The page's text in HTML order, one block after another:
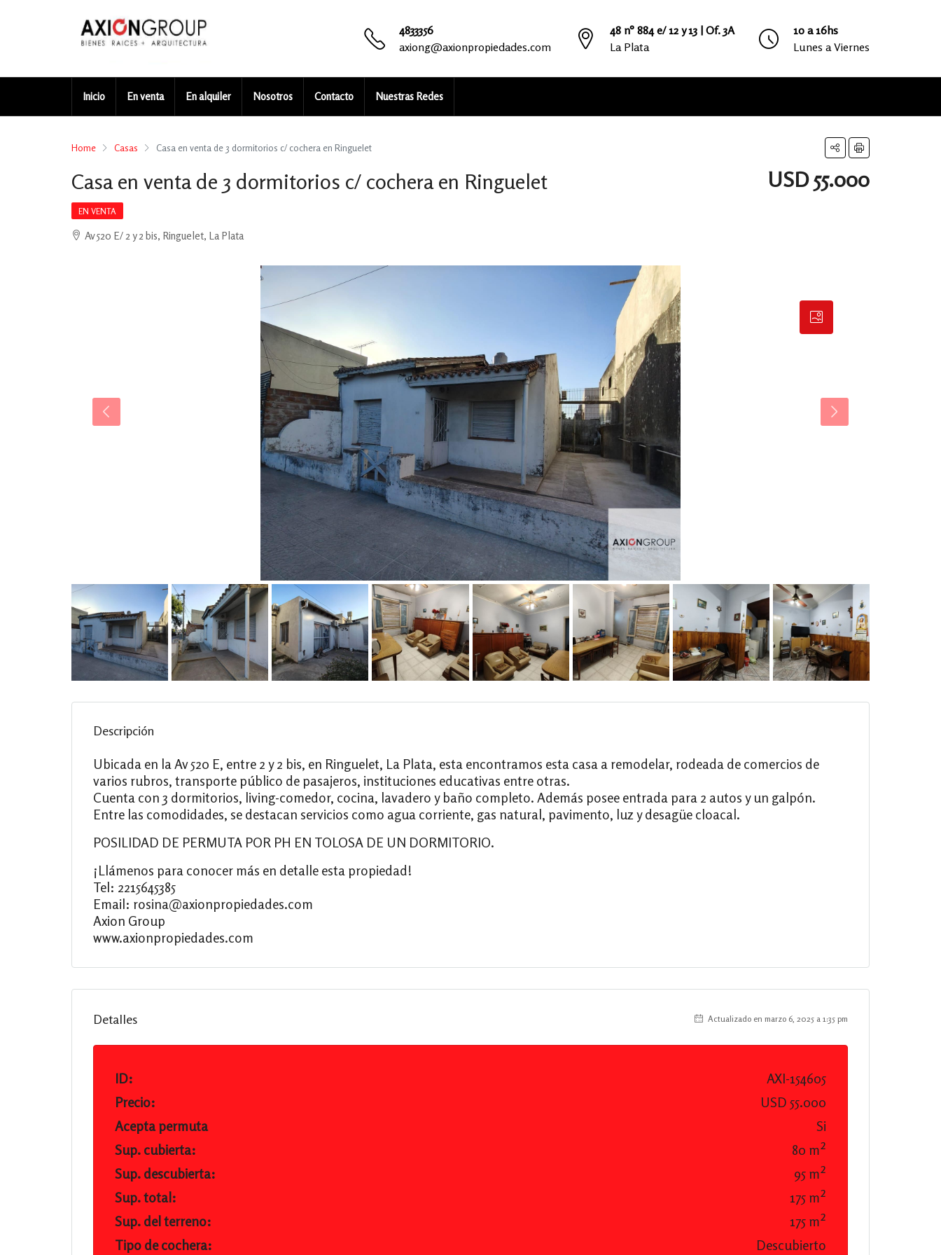
4833356
axiong@axionpropiedades.com
48 n° 884 e/ 12 y 13 | Of. 3A
La Plata
10 a 16hs
Lunes a Viernes
Inicio En venta En alquiler Nosotros Contacto Nuestras Redes
Home Casas Casa en venta de 3 dormitorios c/ cochera en Ringuelet
Casa en venta de 3 dormitorios c/ cochera en Ringuelet USD 55.000
EN VENTA
Av 520 E/ 2 y 2 bis, Ringuelet, La Plata
Descripción
Ubicada en la Av 520 E, entre 2 y 2 bis, en Ringuelet, La Plata, esta encontramos esta casa a remodelar, rodeada de comercios de
varios rubros, transporte público de pasajeros, instituciones educativas entre otras.
Cuenta con 3 dormitorios, living-comedor, cocina, lavadero y baño completo. Además posee entrada para 2 autos y un galpón.
Entre las comodidades, se destacan servicios como agua corriente, gas natural, pavimento, luz y desagüe cloacal.
POSILIDAD DE PERMUTA POR PH EN TOLOSA DE UN DORMITORIO.
¡Llámenos para conocer más en detalle esta propiedad!
Tel: 2215645385
Email: rosina@axionpropiedades.com
Axion Group
www.axionpropiedades.com
Detalles Actualizado en marzo 6, 2025 a 1:35 pm
ID:
AXI-154605
Precio:
USD 55.000
Acepta permuta
Si
Sup. cubierta:
80 m²
Sup. descubierta:
95 m²
Sup. total:
175 m²
Sup. del terreno:
175 m²
Tipo de cochera:
Descubierto